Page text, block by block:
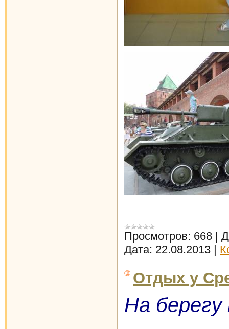
Просмотров: 668
Дата: 22.08.2013
Отдых у
На берегу